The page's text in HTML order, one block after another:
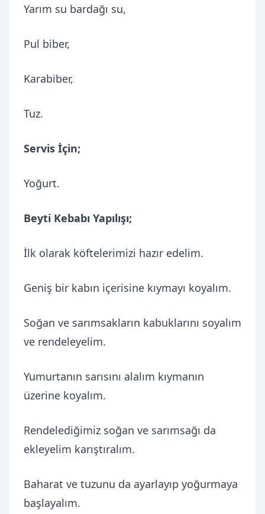
Yarım su bardağı su,
Pul biber,
Karabiber,
Tuz.
Servis İçin;
Yoğurt.
Beyti Kebabı Yapılışı;
İlk olarak köftelerimizi hazır edelim.
Geniş bir kabın içerisine kıymayı koyalım.
Soğan ve sarımsakların kabuklarını soyalım
ve rendeleyelim.
Yumurtanın sarısını alalım kıymanın
üzerine koyalım.
Rendelediğimiz soğan ve sarımsağı da
ekleyelim karıştıralım.
Baharat ve tuzunu da ayarlayıp yoğurmaya
başlayalım.